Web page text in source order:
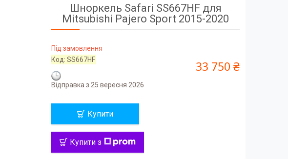
Шноркель Safari SS667HF для
Mitsubishi Pajero Sport 2015-2020
Під замовлення
Код:SS667HF
Відправка з 25 вересня 2026
33 750 ₴
Купити
Купити з